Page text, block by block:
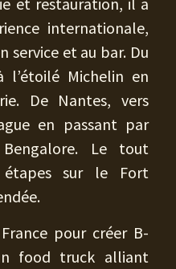
internationale,
service et au bar. Du
Michelin en
De Nantes, vers
en passant par
Le tout
sur le Fort
pour créer B-
food truck alliant